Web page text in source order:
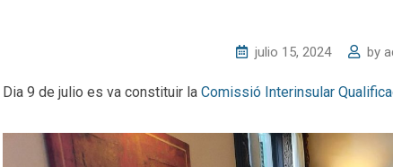
julio 15, 2024 by
Dia 9 de julio es va constituir la Comissió Interinsular